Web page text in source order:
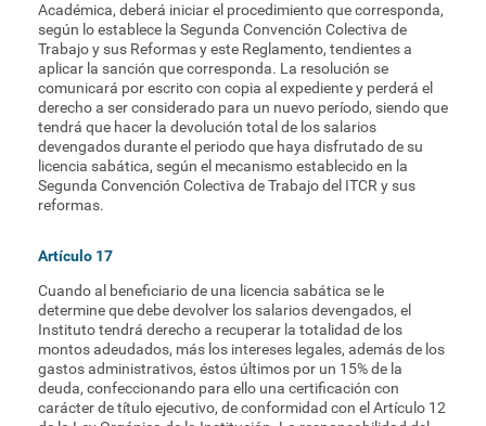
Académica, deberá iniciar el procedimiento que corresponda,
según lo establece la Segunda Convención Colectiva de
Trabajo y sus Reformas y este Reglamento, tendientes a
aplicar la sanción que corresponda. La resolución se
comunicará por escrito con copia al expediente y perderá el
derecho a ser considerado para un nuevo período, siendo que
tendrá que hacer la devolución total de los salarios
devengados durante el periodo que haya disfrutado de su
licencia sabática, según el mecanismo establecido en la
Segunda Convención Colectiva de Trabajo del ITCR y sus
reformas.
Artículo 17
Cuando al beneficiario de una licencia sabática se le
determine que debe devolver los salarios devengados, el
Instituto tendrá derecho a recuperar la totalidad de los
montos adeudados, más los intereses legales, además de los
gastos administrativos, éstos últimos por un 15% de la
deuda, confeccionando para ello una certificación con
carácter de título ejecutivo, de conformidad con el Artículo 12